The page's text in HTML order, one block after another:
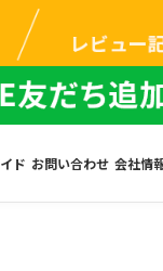
ド お問い合わせ 会社情